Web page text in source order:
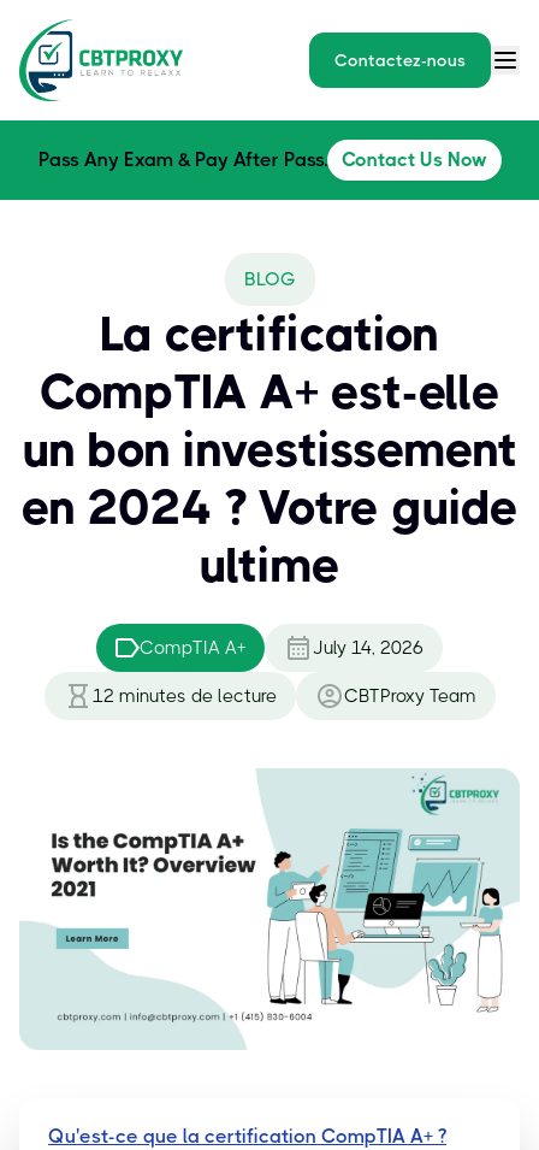
Contactez-nous
Pass Any Exam & Pay After Pass. Contact Us Now
BLOG
La certification
CompTIA A+ est-elle
un bon investissement
en 2024 ? Votre guide
ultime
CompTIA A+ July 14, 2026
12 minutes de lecture CBTProxy Team
Qu'est-ce que la certification CompTIA A+ ?